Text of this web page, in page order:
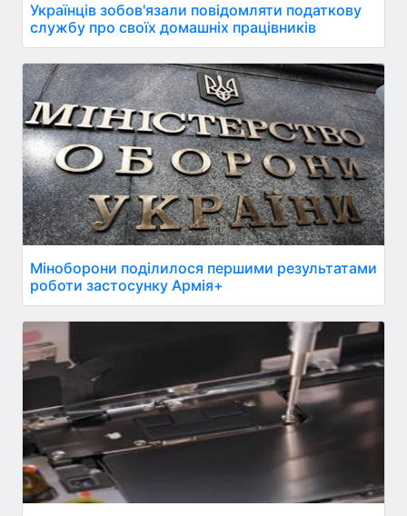
Українців зобов'язали повідомляти податкову
службу про своїх домашніх працівників
Міноборони поділилося першими результатами
роботи застосунку Армія+